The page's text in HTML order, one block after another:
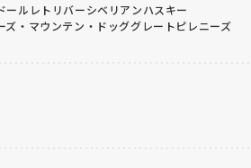
ールレトリバーシベリアンハスキー
ズ・マウンテン・ドッググレートピレニーズ